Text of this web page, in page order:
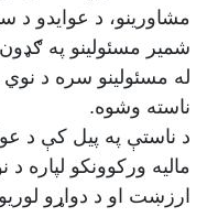
مشاورینو، د عوایدو د
شمیر مسئولینو په ګډون
له مسئولینو سره د
ناسته وشوه.
د ناستې په پیل کې د
مالیه ورکوونکو لپاره
ارزښت او د دواړو